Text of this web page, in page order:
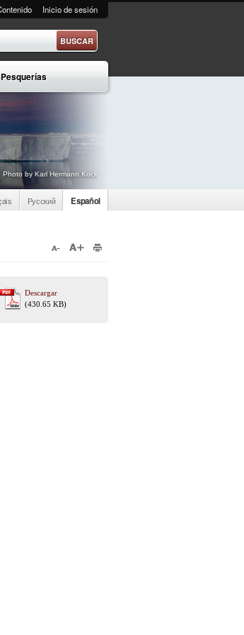
Inicio de sesión
Pesquerías
Photo by Karl Hermann Kock
Русский Español
Descargar
(430.65 KB)